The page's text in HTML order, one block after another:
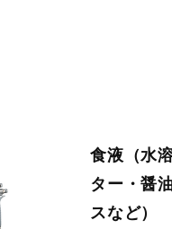
食液（水
ター・醤
スなど）